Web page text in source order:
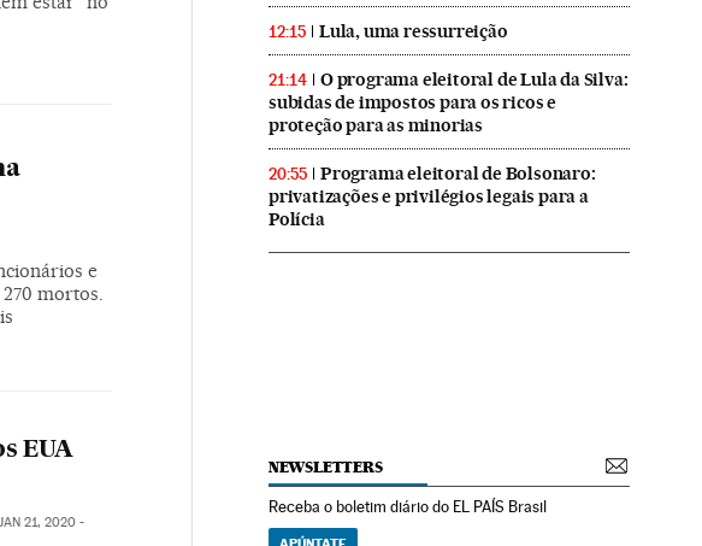
e
mortos.
EUA
21, 2020 -
12:15 Lula, uma ressurreição
21:14
O programa eleitoral de Lula da Silva:
subidas de impostos para os ricos e
proteção para as minorias
20:55
Programa eleitoral de Bolsonaro:
privatizações e privilégios legais para a
Polícia
NEWSLETTERS
Receba o boletim diário do EL PAÍS Brasil